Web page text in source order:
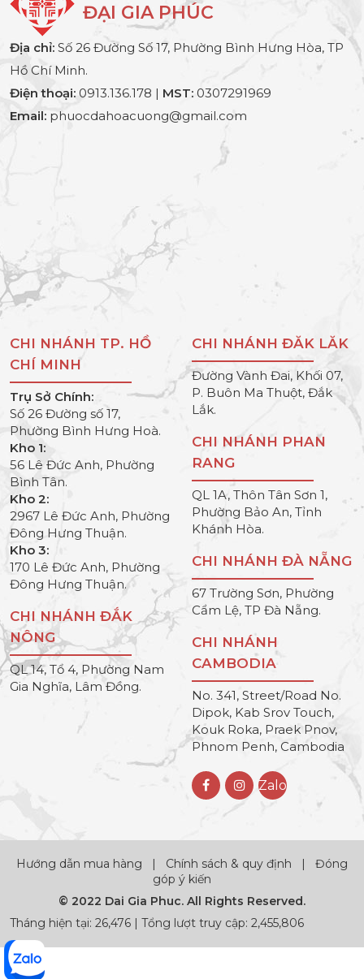
ĐẠI GIA PHÚC
Địa chỉ: Số 26 Đường Số 17, Phường Bình Hưng Hòa, TP
Hồ Chí Minh.
Điện thoại: 0913.136.178 | MST: 0307291969
Email: phuocdahoacuong@gmail.com
CHI NHÁNH TP. HỒ
CHÍ MINH
Trụ Sở Chính:
Số 26 Đường số 17,
Phường Bình Hưng Hoà.
Kho 1:
56 Lê Đức Anh, Phường
Bình Tân.
Kho 2:
2967 Lê Đức Anh, Phường
Đông Hưng Thuận.
Kho 3:
170 Lê Đức Anh, Phường
Đông Hưng Thuận.
CHI NHÁNH ĐẮK
NÔNG
QL 14, Tổ 4, Phường Nam
Gia Nghĩa, Lâm Đồng.
CHI NHÁNH ĐĂK LĂK
Đường Vành Đai, Khối 07,
P. Buôn Ma Thuột, Đắk
Lắk.
CHI NHÁNH PHAN
RANG
QL 1A, Thôn Tân Sơn 1,
Phường Bảo An, Tỉnh
Khánh Hòa.
CHI NHÁNH ĐÀ NẴNG
67 Trường Sơn, Phường
Cẩm Lệ, TP Đà Nẵng.
CHI NHÁNH
CAMBODIA
No. 341, Street/Road No.
Dipok, Kab Srov Touch,
Kouk Roka, Praek Pnov,
Phnom Penh, Cambodia
Zalo
Hướng dẫn mua hàng | Chính sách & quy định | Đóng
góp ý kiến
© 2022 Dai Gia Phuc. All Rights Reserved.
Tháng hiện tại: 26,476 | Tổng lượt truy cập: 2,455,806